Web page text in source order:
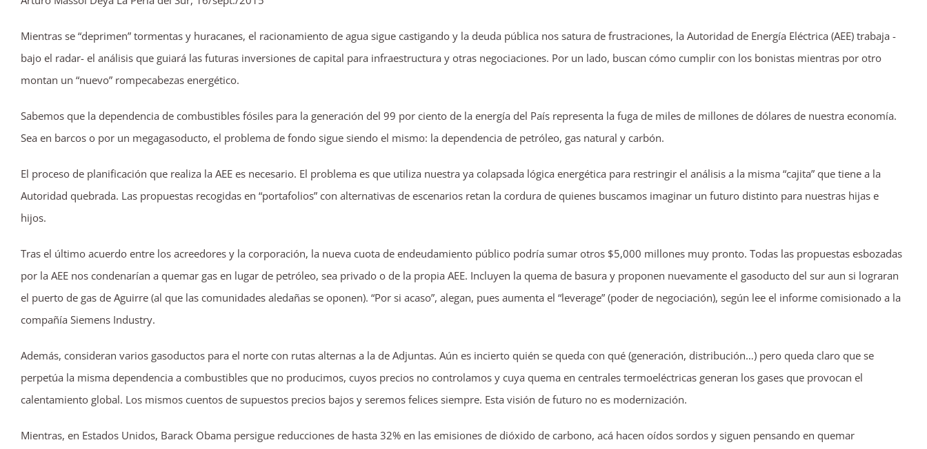
Mientras se “deprimen” tormentas y huracanes, el racionamiento de agua sigue castigando y la deuda pública nos satura de frustraciones, la Autoridad de Energía Eléctrica (AEE) trabaja -
bajo el radar- el análisis que guiará las futuras inversiones de capital para infraestructura y otras negociaciones. Por un lado, buscan cómo cumplir con los bonistas mientras por otro
montan un “nuevo” rompecabezas energético.
Sabemos que la dependencia de combustibles fósiles para la generación del 99 por ciento de la energía del País representa la fuga de miles de millones de dólares de nuestra economía.
Sea en barcos o por un megagasoducto, el problema de fondo sigue siendo el mismo: la dependencia de petróleo, gas natural y carbón.
El proceso de planificación que realiza la AEE es necesario. El problema es que utiliza nuestra ya colapsada lógica energética para restringir el análisis a la misma “cajita” que tiene a la
Autoridad quebrada. Las propuestas recogidas en “portafolios” con alternativas de escenarios retan la cordura de quienes buscamos imaginar un futuro distinto para nuestras hijas e
hijos.
Tras el último acuerdo entre los acreedores y la corporación, la nueva cuota de endeudamiento público podría sumar otros $5,000 millones muy pronto. Todas las propuestas esbozadas
por la AEE nos condenarían a quemar gas en lugar de petróleo, sea privado o de la propia AEE. Incluyen la quema de basura y proponen nuevamente el gasoducto del sur aun si lograran
el puerto de gas de Aguirre (al que las comunidades aledañas se oponen). “Por si acaso”, alegan, pues aumenta el “leverage” (poder de negociación), según lee el informe comisionado a la
compañía Siemens Industry.
Además, consideran varios gasoductos para el norte con rutas alternas a la de Adjuntas. Aún es incierto quién se queda con qué (generación, distribución…) pero queda claro que se
perpetúa la misma dependencia a combustibles que no producimos, cuyos precios no controlamos y cuya quema en centrales termoeléctricas generan los gases que provocan el
calentamiento global. Los mismos cuentos de supuestos precios bajos y seremos felices siempre. Esta visión de futuro no es modernización.
Mientras, en Estados Unidos, Barack Obama persigue reducciones de hasta 32% en las emisiones de dióxido de carbono, acá hacen oídos sordos y siguen pensando en quemar